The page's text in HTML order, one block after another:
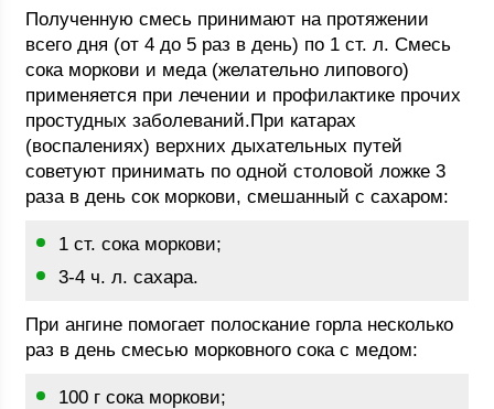
Полученную смесь принимают на протяжении
всего дня (от 4 до 5 раз в день) по 1 ст. л. Смесь
сока моркови и меда (желательно липового)
применяется при лечении и профилактике прочих
простудных заболеваний.При катарах
(воспалениях) верхних дыхательных путей
советуют принимать по одной столовой ложке 3
раза в день сок моркови, смешанный с сахаром:
1 ст. сока моркови;
3-4 ч. л. сахара.
При ангине помогает полоскание горла несколько
раз в день смесью морковного сока с медом:
100 г сока моркови;